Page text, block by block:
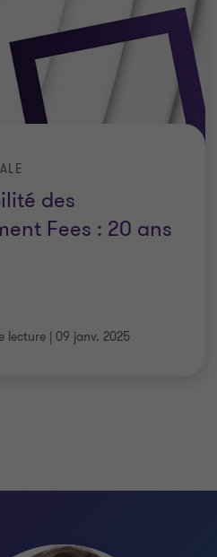
des
Fees : 20 ans
lecture | 09 janv. 2025